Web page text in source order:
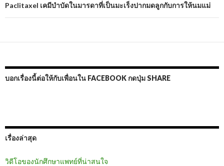
Paclitaxel เคมีบำบัดในมารดาที่เป็นมะเร็งปากมดลูกกับการให้นมแม่
บอกเรื่องนี้ต่อให้กับเพื่อนใน FACEBOOK กดปุ่ม SHARE
เรื่องล่าสุด
วิดีโอของนักศึกษาแพทย์ที่น่าสนใจ